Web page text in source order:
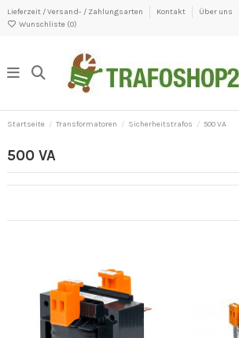
Lieferzeit / Versand- / Zahlungsarten Kontakt Über uns
Wunschliste (0)
Startseite Transformatoren Sicherheitstrafos 500 VA
500 VA